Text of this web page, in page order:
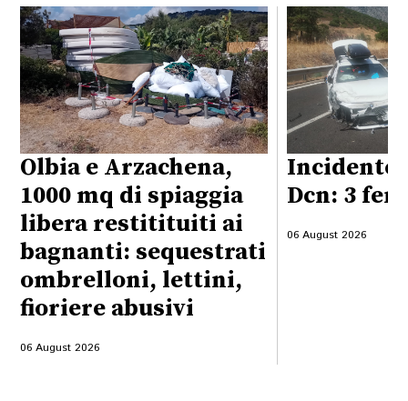
Olbia e Arzachena,
1000 mq di spiaggia
libera restitituiti ai
bagnanti: sequestrati
ombrelloni, lettini,
fioriere abusivi
06 August 2026
Incidente
Dcn: 3
06 August 2026